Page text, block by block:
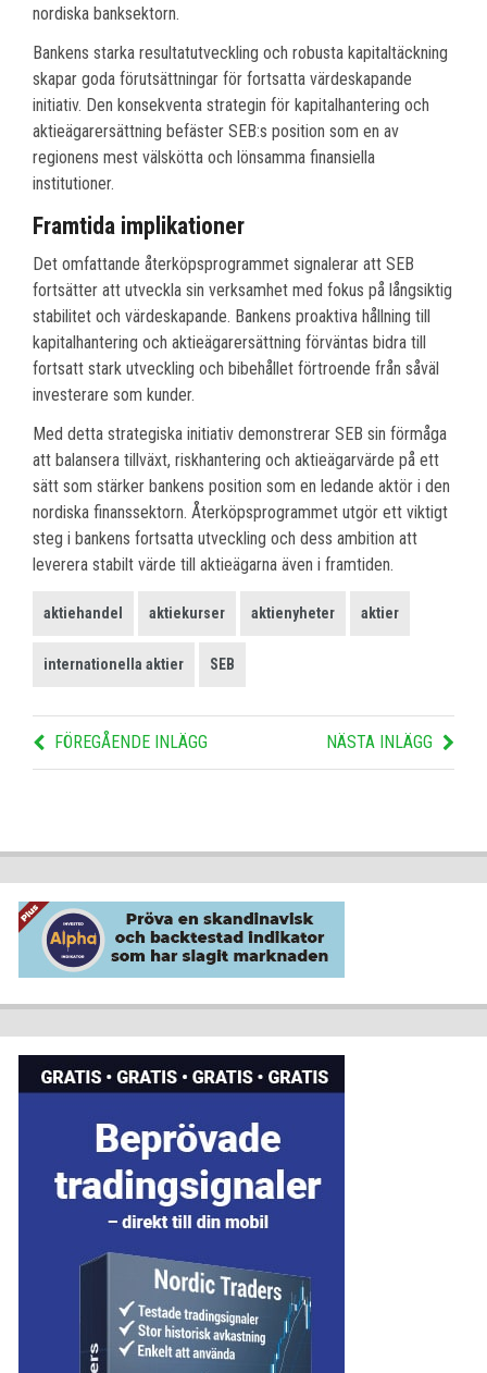
nordiska banksektorn.
Bankens starka resultatutveckling och robusta kapitaltäckning
skapar goda förutsättningar för fortsatta värdeskapande
initiativ. Den konsekventa strategin för kapitalhantering och
aktieägarersättning befäster SEB:s position som en av
regionens mest välskötta och lönsamma finansiella
institutioner.
Framtida implikationer
Det omfattande återköpsprogrammet signalerar att SEB
fortsätter att utveckla sin verksamhet med fokus på långsiktig
stabilitet och värdeskapande. Bankens proaktiva hållning till
kapitalhantering och aktieägarersättning förväntas bidra till
fortsatt stark utveckling och bibehållet förtroende från såväl
investerare som kunder.
Med detta strategiska initiativ demonstrerar SEB sin förmåga
att balansera tillväxt, riskhantering och aktieägarvärde på ett
sätt som stärker bankens position som en ledande aktör i den
nordiska finanssektorn. Återköpsprogrammet utgör ett viktigt
steg i bankens fortsatta utveckling och dess ambition att
leverera stabilt värde till aktieägarna även i framtiden.
aktiehandel aktiekurser aktienyheter aktier
internationella aktier SEB
FÖREGÅENDE INLÄGG NÄSTA INLÄGG